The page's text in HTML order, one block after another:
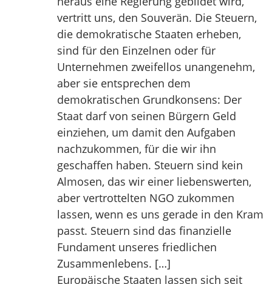
vertritt uns, den Souverän. Die Steuern,
die demokratische Staaten erheben,
sind für den Einzelnen oder für
Unternehmen zweifellos unangenehm,
aber sie entsprechen dem
demokratischen Grundkonsens: Der
Staat darf von seinen Bürgern Geld
einziehen, um damit den Aufgaben
nachzukommen, für die wir ihn
geschaffen haben. Steuern sind kein
Almosen, das wir einer liebenswerten,
aber vertrottelten NGO zukommen
lassen, wenn es uns gerade in den Kram
passt. Steuern sind das finanzielle
Fundament unseres friedlichen
Zusammenlebens. […]
Europäische Staaten lassen sich seit